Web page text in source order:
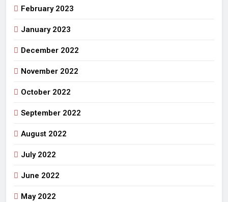
February 2023
January 2023
December 2022
November 2022
October 2022
September 2022
August 2022
July 2022
June 2022
May 2022